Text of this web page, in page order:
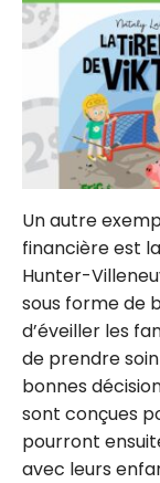
Un autre
financière est
Hunter-
sous forme de
d’éveiller les
de prendre
bonnes
sont conçues
pourront
avec leurs